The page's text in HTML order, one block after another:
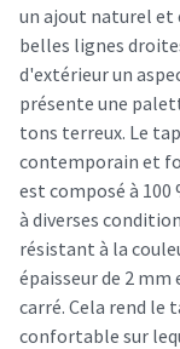
un ajout naturel et
belles lignes
d'extérieur un
présente une
tons terreux. Le
contemporain et
est composé à
à diverses
résistant à la
épaisseur de 2
carré. Cela rend le
confortable sur